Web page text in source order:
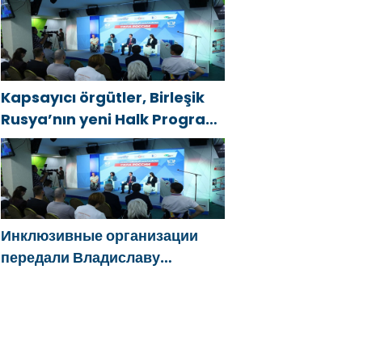
мужество в спасении
пострадавших от обстрелов
Kapsayıcı örgütler, Birleşik
Rusya’nın yeni Halk Programı
için Vladislav Golovin’e
teklifler sundu
Инклюзивные организации
передали Владиславу